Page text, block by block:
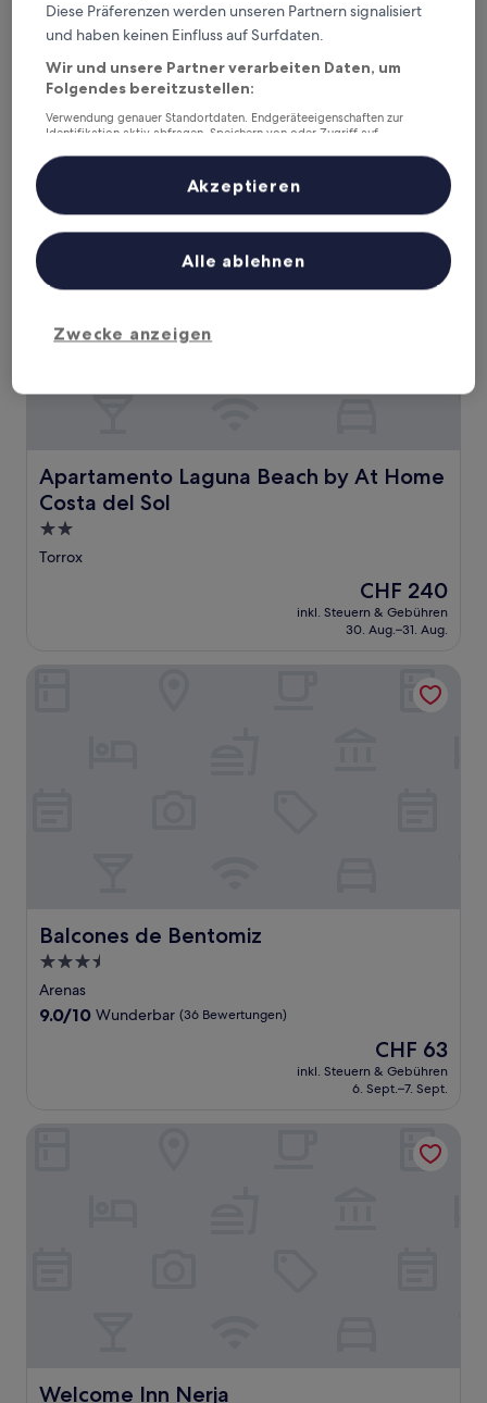
Iberostar Waves Málaga Playa
Iberostar Waves Málaga Playa
4.0-
Sterne-
Unterkunft
Torrox
8.8
von
10,
Hervorragend,
(623
Bewertungen)
8.8/10 Hervorragend (623 Bewertungen)
Der
CHF 207
inkl. Steuern & Gebühren
6. Sept.–7. Sept.
Apartamento Laguna Beach by At Home
Costa del Sol
Apartamento Laguna Beach by At Home Costa del Sol
2.0-
Sterne-
Torrox
Der
Preis
beträgt
CHF 240
inkl. Steuern & Gebühren
30. Aug.–31. Aug.
Apartamento Laguna Beach by At Home Costa del Sol
Balcones de Bentomiz
Balcones de Bentomiz
3.5-
Sterne-
Unterkunft
Arenas
9.0
9.0/10 Wunderbar (36 Bewertungen)
Der
Preis
beträgt
CHF 63
inkl. Steuern & Gebühren
6. Sept.–7. Sept.
Welcome Inn Nerja
Welcome Inn Nerja
Diese Präferenzen werden unseren Partnern signalisiert
und haben keinen Einfluss auf Surfdaten.
Wir und unsere Partner verarbeiten Daten, um
Folgendes bereitzustellen:
Verwendung genauer Standortdaten. Endgeräteeigenschaften zur
Identifikation aktiv abfragen. Speichern von oder Zugriff auf
Inhalte, Messung von Werbeleistung und der Performance von Inhalten,
Zielgruppenforschung sowie Entwicklung und Verbesserung von
Liste der Partner (Lieferanten)
Zwecke anzeigen
Alle ablehnen
Akzeptieren